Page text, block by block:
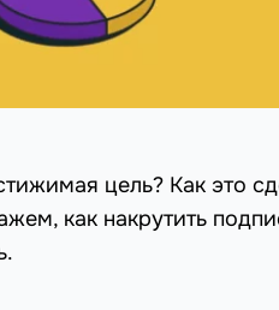
цель? Как это
как накрутить